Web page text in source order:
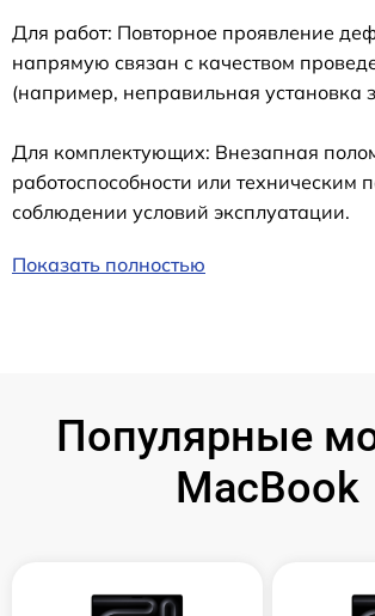
Для работ: Повторное проявление
напрямую связан с качеством
(например, неправильная установка
Для комплектующих: Внезапная
работоспособности или техническим
соблюдении условий эксплуатации.
Показать полностью
Популярные
MacBook